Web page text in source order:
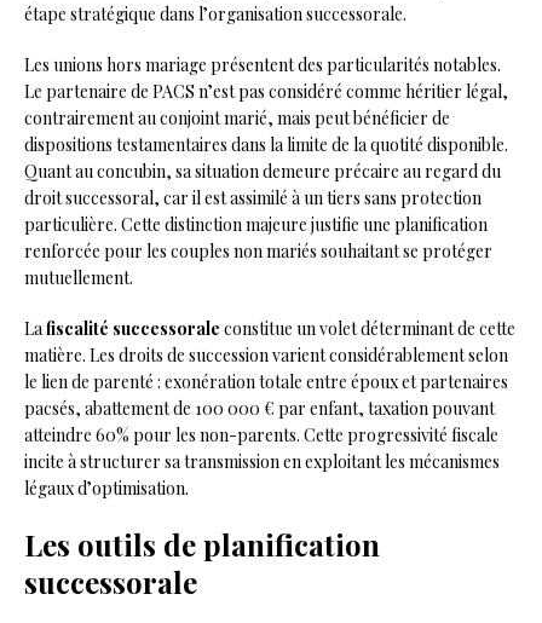
étape stratégique dans l’organisation successorale.
Les unions hors mariage présentent des particularités notables.
Le partenaire de PACS n’est pas considéré comme héritier légal,
contrairement au conjoint marié, mais peut bénéficier de
dispositions testamentaires dans la limite de la quotité disponible.
Quant au concubin, sa situation demeure précaire au regard du
droit successoral, car il est assimilé à un tiers sans protection
particulière. Cette distinction majeure justifie une planification
renforcée pour les couples non mariés souhaitant se protéger
mutuellement.
La fiscalité successorale constitue un volet déterminant de cette
matière. Les droits de succession varient considérablement selon
le lien de parenté : exonération totale entre époux et partenaires
pacsés, abattement de 100 000 € par enfant, taxation pouvant
atteindre 60% pour les non-parents. Cette progressivité fiscale
incite à structurer sa transmission en exploitant les mécanismes
légaux d’optimisation.
Les outils de planification
successorale